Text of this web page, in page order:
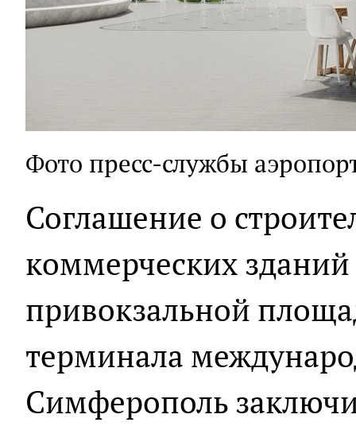
Фото пресс-службы
Соглашение о
коммерческих
привокзальной
терминала
Симферополь